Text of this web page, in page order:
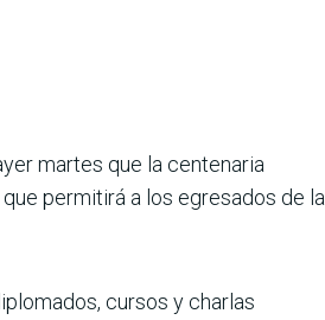
martes que la centenaria
permitirá a los egresados de la
cursos y charlas